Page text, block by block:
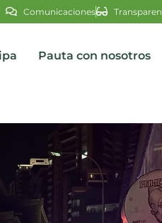
Comunicaciones
Pauta con nosotros